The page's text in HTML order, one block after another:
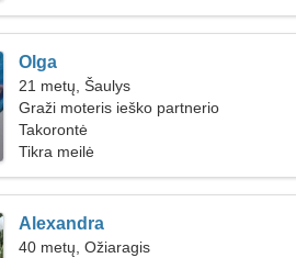
Olga
21 metų, Šaulys
Graži moteris ieško partnerio
Takorontė
Tikra meilė
Alexandra
40 metų, Ožiaragis